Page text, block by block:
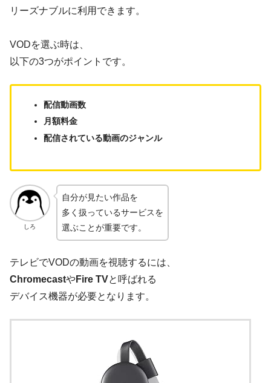
リーズナブルに利用できます。
VODを選ぶ時は、
以下の3つがポイントです。
配信動画数
月額料金
配信されている動画のジャンル
しろ
自分が見たい作品を
多く扱っているサービスを
選ぶことが重要です。
テレビでVODの動画を視聴するには、
ChromecastやFire TVと呼ばれる
デバイス機器が必要となります。